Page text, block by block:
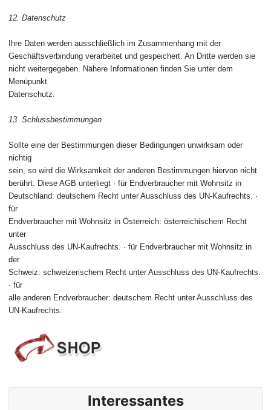
12. Datenschutz
Ihre Daten werden ausschließlich im Zusammenhang mit der
Geschäftsverbindung verarbeitet und gespeichert. An Dritte werden sie
nicht weitergegeben. Nähere Informationen finden Sie unter dem
Menüpunkt
Datenschutz.
13. Schlussbestimmungen
Sollte eine der Bestimmungen dieser Bedingungen unwirksam oder
nichtig
sein, so wird die Wirksamkeit der anderen Bestimmungen hiervon nicht
berührt. Diese AGB unterliegt · für Endverbraucher mit Wohnsitz in
Deutschland: deutschem Recht unter Ausschluss des UN-Kaufrechts. ·
für
Endverbraucher mit Wohnsitz in Österreich: österreichischem Recht
unter
Ausschluss des UN-Kaufrechts. · für Endverbraucher mit Wohnsitz in
der
Schweiz: schweizerischem Recht unter Ausschluss des UN-Kaufrechts.
· für
alle anderen Endverbraucher: deutschem Recht unter Ausschluss des
UN-Kaufrechts.
Interessantes